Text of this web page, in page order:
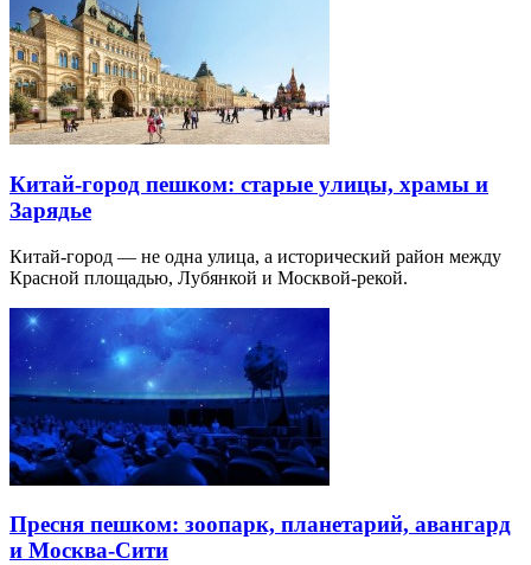
Китай-город пешком: старые улицы, храмы и
Зарядье
Китай-город — не одна улица, а исторический район между
Красной площадью, Лубянкой и Москвой-рекой.
Пресня пешком: зоопарк, планетарий, авангард
и Москва-Сити